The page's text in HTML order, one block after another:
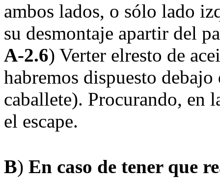
ambos lados, o sólo lado
su desmontaje apartir del
A-2.6) Verter elresto de
habremos dispuesto
caballete). Procurando, en
el escape.
B) En caso de tener que